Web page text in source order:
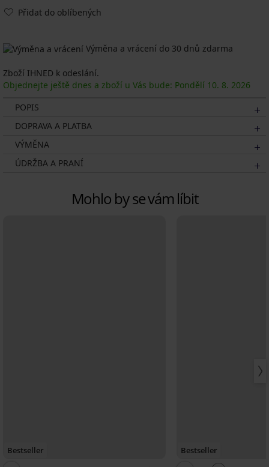
Přidat do oblíbených
Výměna a vrácení do 30 dnů zdarma
Zboží IHNED k odeslání.
Objednejte ještě dnes a zboží u Vás bude: Pondělí 10. 8. 2026
POPIS
DOPRAVA A PLATBA
VÝMĚNA
ÚDRŽBA A PRANÍ
Mohlo by se vám líbit
Bestseller Bestseller